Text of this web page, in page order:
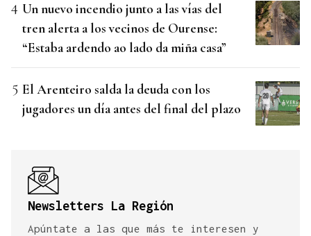
Un nuevo incendio junto a las vías del
tren alerta a los vecinos de Ourense:
“Estaba ardendo ao lado da miña casa”
El Arenteiro salda la deuda con los
jugadores un día antes del final del plazo
Newsletters La Región
Apúntate a las que más te interesen y